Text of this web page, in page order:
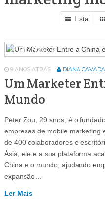
Lista
In The News79
9 ANOS ATRÁS DIANA
Um Marketer
Mundo
Peter Zou, 29 anos, é o
empresas de mobile marketing
de 400 colaboradores e
Ásia, ele e a sua plataforma
China e o mundo, ajudando
expansão…
Ler Mais